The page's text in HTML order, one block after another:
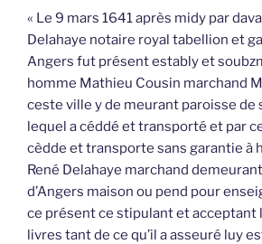
« Le 9 mars 1641 après midy par
Delahaye notaire royal tabellion et
Angers fut présent estably et
homme Mathieu Cousin marchand
ceste ville y de meurant paroisse de
lequel a céddé et transporté et par
cèdde et transporte sans garantie à
René Delahaye marchand
d’Angers maison ou pend pour
ce présent ce stipulant et acceptant
livres tant de ce qu’il a asseuré luy